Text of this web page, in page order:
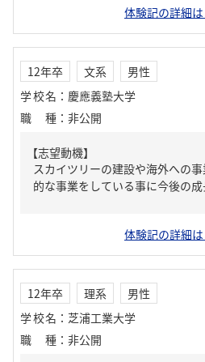
体験記の詳細
12年卒 文系
男性
学校名 ： 慶應義塾大学
職種 ： 非公開
【志望動機】
スカイツリーの建設や海外への
的な事業をしている事に今後の成
体験記の詳細
12年卒 理系
男性
学校名 ： 芝浦工業大学
職種 ： 非公開